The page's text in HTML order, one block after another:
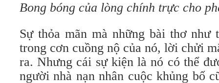
Bong bóng của lòng chính trực cho
Sự thỏa mãn mà những bài thơ như
trong cơn cuồng nộ của nó, lời chửi
ra. Nhưng cái sự kiện là nó có thể
người nhà nạn nhân cuộc khủng bố